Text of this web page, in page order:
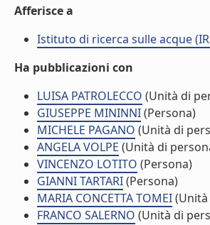
Afferisce a
Istituto di ricerca sulle acque
Ha pubblicazioni con
LUISA PATROLECCO (Unità di
GIUSEPPE MININNI(Persona)
MICHELE PAGANO (Unità di
ANGELA VOLPE (Unità di
VINCENZO LOTITO (Persona)
GIANNI TARTARI(Persona)
MARIA CONCETTA TOMEI
FRANCO SALERNO (Unità di